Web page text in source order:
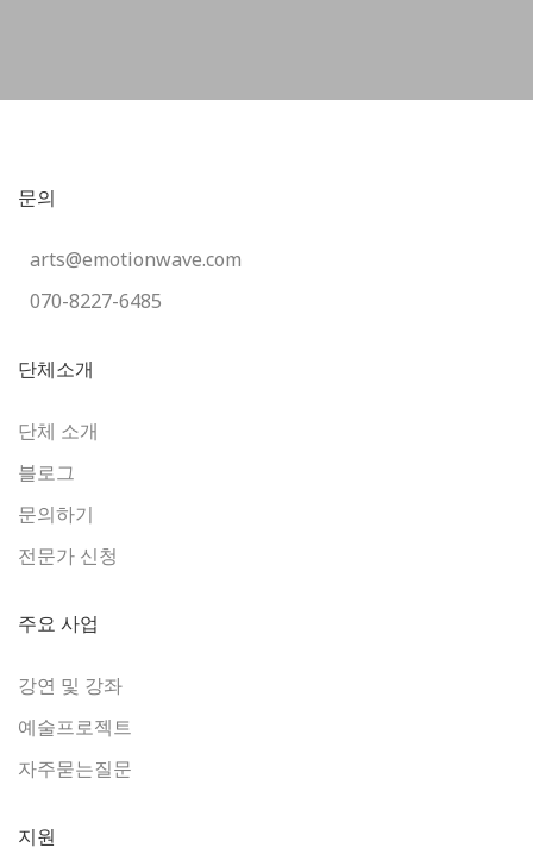
문의
arts@emotionwave.com
070-8227-6485
단체소개
단체 소개
블로그
문의하기
전문가 신청
주요 사업
강연 및 강좌
예술프로젝트
자주묻는질문
지원